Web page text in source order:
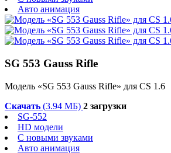
Авто анимация
SG 553 Gauss Rifle
Модель «SG 553 Gauss Rifle» для CS 1.6
Скачать (3.94 МБ) 2 загрузки
SG-552
HD модели
С новыми звуками
Авто анимация